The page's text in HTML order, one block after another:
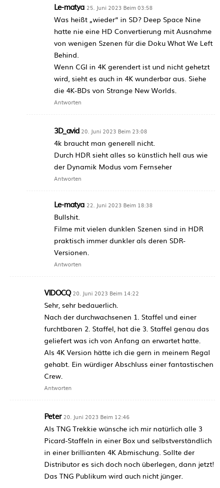
Le-matya 25. Juni 2023 Beim 03:58
Was heißt „wieder“ in SD? Deep Space Nine
hatte nie eine HD Convertierung mit Ausnahme
von wenigen Szenen für die Doku What We Left
Behind.
Wenn CGI in 4K gerendert ist und nicht gehetzt
wird, sieht es auch in 4K wunderbar aus. Siehe
die 4K-BDs von Strange New Worlds.
Antworten
3D_avid 20. Juni 2023 Beim 23:08
4k braucht man generell nicht.
Durch HDR sieht alles so künstlich hell aus wie
der Dynamik Modus vom Fernseher
Antworten
Le-matya 22. Juni 2023 Beim 18:38
Bullshit.
Filme mit vielen dunklen Szenen sind in HDR
praktisch immer dunkler als deren SDR-
Versionen.
Antworten
VIDOCQ 20. Juni 2023 Beim 14:22
Sehr, sehr bedauerlich.
Nach der durchwachsenen 1. Staffel und einer
furchtbaren 2. Staffel, hat die 3. Staffel genau das
geliefert was ich von Anfang an erwartet hatte.
Als 4K Version hätte ich die gern in meinem Regal
gehabt. Ein würdiger Abschluss einer fantastischen
Crew.
Antworten
Peter 20. Juni 2023 Beim 12:46
Als TNG Trekkie wünsche ich mir natürlich alle 3
Picard-Staffeln in einer Box und selbstverständlich
in einer brillianten 4K Abmischung. Sollte der
Distributor es sich doch noch überlegen, dann jetzt!
Das TNG Publikum wird auch nicht jünger.